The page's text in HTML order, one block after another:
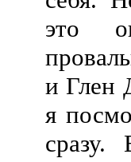
это
и Глен
я